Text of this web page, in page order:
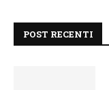
POST RECENTI